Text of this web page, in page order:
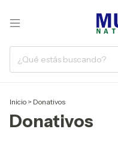
Inicio > Donativos
Donativos